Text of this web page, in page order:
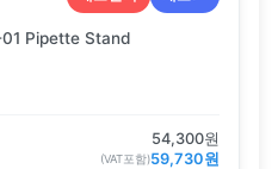
Pipette Stand
54,300원
(VAT포함)59,730원